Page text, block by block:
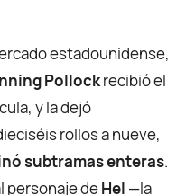
estadounidense,
Pollockrecibió el
y la dejó
rollos a nueve,
subtramas enteras.
personaje deHel —la